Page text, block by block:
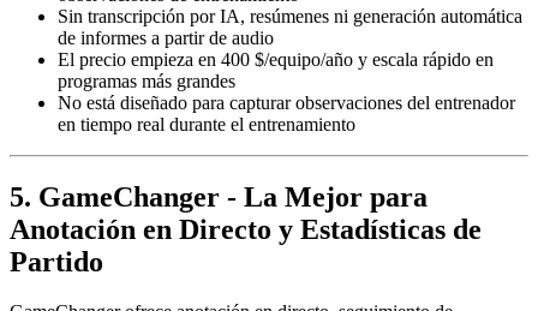
Sin transcripción por IA, resúmenes ni generación automática
de informes a partir de audio
El precio empieza en 400 $/equipo/año y escala rápido en
programas más grandes
No está diseñado para capturar observaciones del entrenador
en tiempo real durante el entrenamiento
5. GameChanger - La Mejor para
Anotación en Directo y Estadísticas de
Partido